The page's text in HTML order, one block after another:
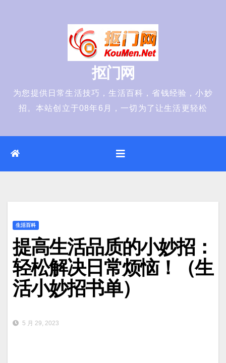
抠门网
为您提供日常生活技巧，生活百科，省钱经验，小妙
招。本站创立于08年6月，一切为了让生活更轻松
生活百科
提高生活品质的小妙招：
轻松解决日常烦恼！（生
活小妙招书单）
5 月 29, 2023